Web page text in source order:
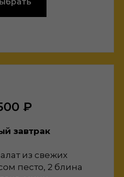
₽
завтрак
из свежих
песто, 2 блина